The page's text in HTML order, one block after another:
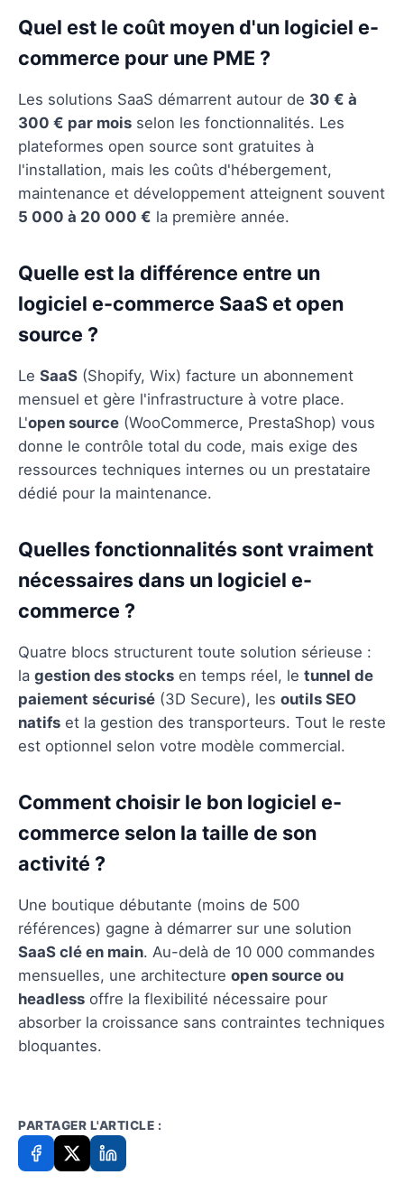
Quel est le coût moyen d'un logiciel e-
commerce pour une PME ?
Les solutions SaaS démarrent autour de 30 € à
300 € par mois selon les fonctionnalités. Les
plateformes open source sont gratuites à
l'installation, mais les coûts d'hébergement,
maintenance et développement atteignent souvent
5 000 à 20 000 € la première année.
Quelle est la différence entre un
logiciel e-commerce SaaS et open
source ?
Le SaaS (Shopify, Wix) facture un abonnement
mensuel et gère l'infrastructure à votre place.
L'open source (WooCommerce, PrestaShop) vous
donne le contrôle total du code, mais exige des
ressources techniques internes ou un prestataire
dédié pour la maintenance.
Quelles fonctionnalités sont vraiment
nécessaires dans un logiciel e-
commerce ?
Quatre blocs structurent toute solution sérieuse :
la gestion des stocks en temps réel, le tunnel de
paiement sécurisé (3D Secure), les outils SEO
natifs et la gestion des transporteurs. Tout le reste
est optionnel selon votre modèle commercial.
Comment choisir le bon logiciel e-
commerce selon la taille de son
activité ?
Une boutique débutante (moins de 500
références) gagne à démarrer sur une solution
SaaS clé en main. Au-delà de 10 000 commandes
mensuelles, une architecture open source ou
headless offre la flexibilité nécessaire pour
absorber la croissance sans contraintes techniques
bloquantes.
PARTAGER L'ARTICLE :